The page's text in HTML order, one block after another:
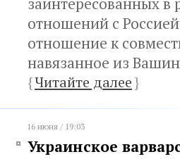
отношений с
отношение к
навязанное из
{Читайте далее}
16 июня / 19:03
Украинское